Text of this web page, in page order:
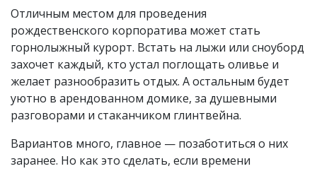
Отличным местом для проведения
рождественского корпоратива может стать
горнолыжный курорт. Встать на лыжи или сноуборд
захочет каждый, кто устал поглощать оливье и
желает разнообразить отдых. А остальным будет
уютно в арендованном домике, за душевными
разговорами и стаканчиком глинтвейна.
Вариантов много, главное — позаботиться о них
заранее. Но как это сделать, если времени